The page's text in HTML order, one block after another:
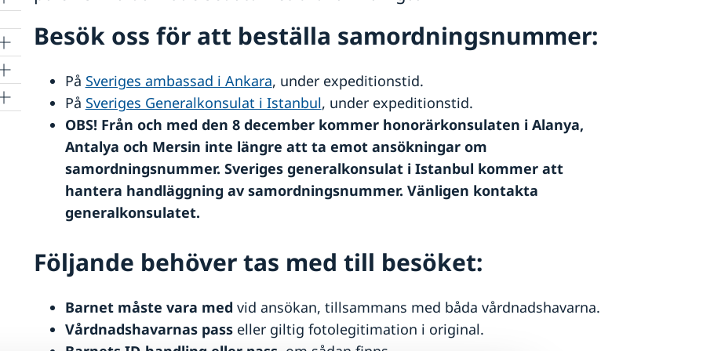
Besök oss för att beställa samordningsnummer:
På Sveriges ambassad i Ankara, under expeditionstid.
På Sveriges Generalkonsulat i Istanbul, under expeditionstid.
OBS! Från och med den 8 december kommer honorärkonsulaten i Alanya,
Antalya och Mersin inte längre att ta emot ansökningar om
samordningsnummer. Sveriges generalkonsulat i Istanbul kommer att
hantera handläggning av samordningsnummer. Vänligen kontakta
generalkonsulatet.
Följande behöver tas med till besöket:
Barnet måste vara med vid ansökan, tillsammans med båda vårdnadshavarna.
Vårdnadshavarnas passeller giltig fotolegitimation i original.